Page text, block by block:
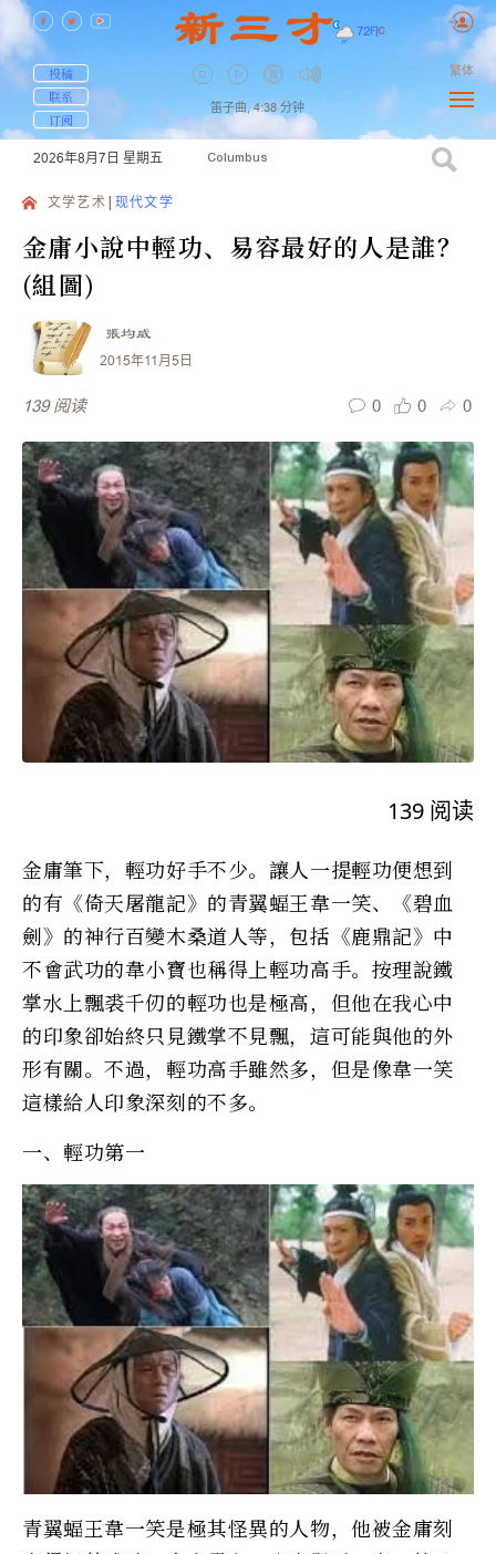
72F| C
投稿
联系
订阅
笛子曲, 4:38 分钟
繁体
2026年8月7日 星期五 Columbus
文学艺术 现代文学
金庸小說中輕功、易容最好的人是誰？
(組圖)
張均威
2015年11月5日
139 阅读 0 0 0
139 阅读
金庸筆下，輕功好手不少。讓人一提輕功便想到
的有《倚天屠龍記》的青翼蝠王韋一笑、《碧血
劍》的神行百變木桑道人等，包括《鹿鼎記》中
不會武功的韋小寶也稱得上輕功高手。按理說鐵
掌水上飄裘千仞的輕功也是極高，但他在我心中
的印象卻始終只見鐵掌不見飄，這可能與他的外
形有關。不過，輕功高手雖然多，但是像韋一笑
這樣給人印象深刻的不多。
一、輕功第一
青翼蝠王韋一笑是極其怪異的人物，他被金庸刻